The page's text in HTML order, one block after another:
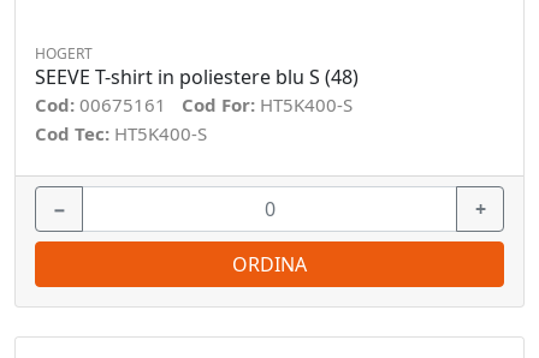
HOGERT
SEEVE T-shirt in poliestere blu S (48)
Cod: 00675161 Cod For: HT5K400-S
Cod Tec: HT5K400-S
− +
ORDINA